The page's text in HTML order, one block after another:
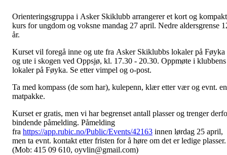
Orienteringsgruppa i Asker Skiklubb arrangerer et kort og kompakt
kurs for ungdom og voksne mandag 27 april. Nedre aldersgrense
år.
Kurset vil foregå inne og ute fra Asker Skiklubbs lokaler på Føyka
og ute i skogen ved Oppsjø, kl. 17.30 - 20.30. Oppmøte i klubbens
lokaler på Føyka. Se etter vimpel og o-post.
Ta med kompass (de som har), kulepenn, klær etter vær og evnt. en
matpakke.
Kurset er gratis, men vi har begrenset antall plasser og trenger
bindende påmelding. Påmelding
fra https://app.rubic.no/Public/Events/42163 innen lørdag 25 april,
men ta evnt. kontakt etter fristen for å høre om det er ledige plasser.
(Mob: 415 09 610, oyvlin@gmail.com)